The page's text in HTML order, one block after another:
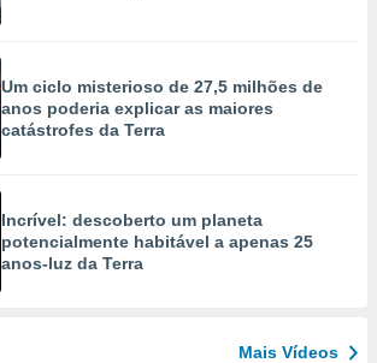
Um ciclo misterioso de 27,5 milhões de
anos poderia explicar as maiores
catástrofes da Terra
Incrível: descoberto um planeta
potencialmente habitável a apenas 25
anos-luz da Terra
Mais Vídeos